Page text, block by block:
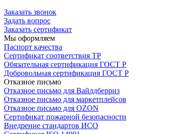
Заказать звонок
Задать вопрос
Заказать сертификат
Мы оформляем
Паспорт качества
Сертификат соответствия ТР
Обязательная сертификация ГОСТ Р
Добровольная сертификация ГОСТ Р
Отказное письмо
Отказное письмо для Вайлдберриз
Отказное письмо для маркетплейсов
Отказное письмо для OZON
Сертификат пожарной безопасности
Внедрение стандартов ИСО